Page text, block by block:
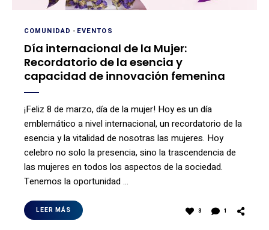
COMUNIDAD - EVENTOS
Día internacional de la Mujer:
Recordatorio de la esencia y
capacidad de innovación femenina
¡Feliz 8 de marzo, día de la mujer! Hoy es un día
emblemático a nivel internacional, un recordatorio de la
esencia y la vitalidad de nosotras las mujeres. Hoy
celebro no solo la presencia, sino la trascendencia de
las mujeres en todos los aspectos de la sociedad.
Tenemos la oportunidad …
LEER MÁS 3 1